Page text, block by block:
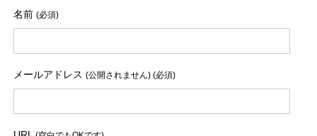
名前 (必須)
メールアドレス (公開されません) (必須)